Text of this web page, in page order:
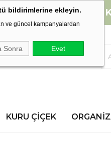
bildirimlerine ekleyin.
ve güncel kampanyalardan
Sonra Evet
alışverişlerinizde
KURU ÇIÇEK